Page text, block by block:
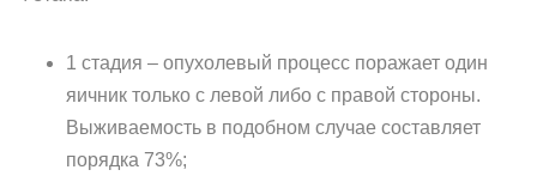
1 стадия – опухолевый процесс поражает один
яичник только с левой либо с правой стороны.
Выживаемость в подобном случае составляет
порядка 73%;